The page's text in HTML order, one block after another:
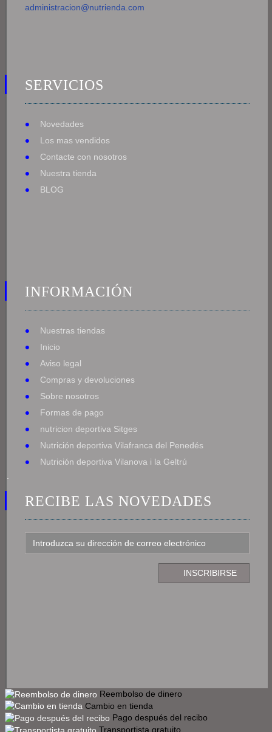
administracion@nutrienda.com
SERVICIOS
Novedades
Los mas vendidos
Contacte con nosotros
Nuestra tienda
BLOG
INFORMACIÓN
Nuestras tiendas
Inicio
Aviso legal
Compras y devoluciones
Sobre nosotros
Formas de pago
nutricion deportiva Sitges
Nutrición deportiva Vilafranca del Penedés
Nutrición deportiva Vilanova i la Geltrú
RECIBE LAS NOVEDADES
Reembolso de dinero
Cambio en tienda
Pago después del recibo
Transportista gratuito